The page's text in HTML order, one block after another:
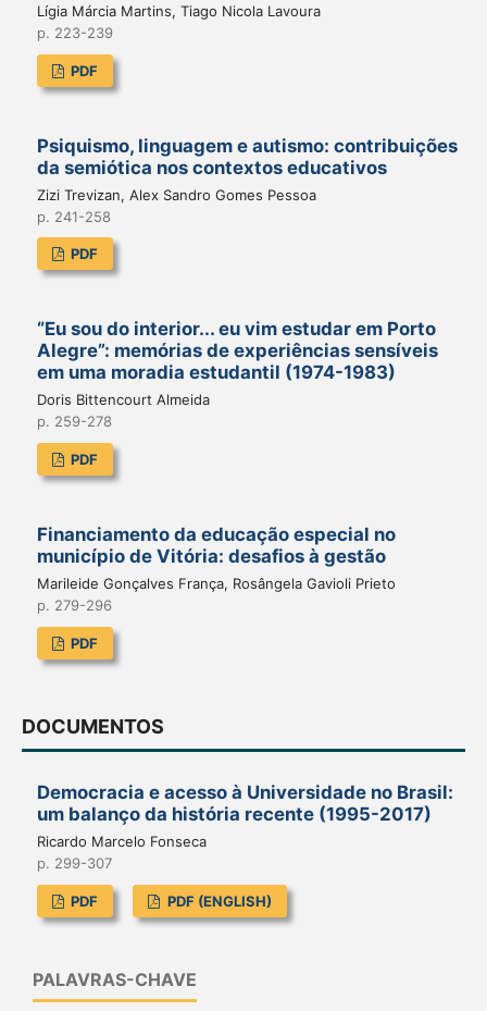
Lígia Márcia Martins, Tiago Nicola Lavoura
p. 223-239
PDF
Psiquismo, linguagem e autismo: contribuições
da semiótica nos contextos educativos
Zizi Trevizan, Alex Sandro Gomes Pessoa
p. 241-258
PDF
“Eu sou do interior... eu vim estudar em Porto
Alegre”: memórias de experiências sensíveis
em uma moradia estudantil (1974-1983)
Doris Bittencourt Almeida
p. 259-278
PDF
Financiamento da educação especial no
município de Vitória: desafios à gestão
Marileide Gonçalves França, Rosângela Gavioli Prieto
p. 279-296
PDF
DOCUMENTOS
Democracia e acesso à Universidade no Brasil:
um balanço da história recente (1995-2017)
Ricardo Marcelo Fonseca
p. 299-307
PDF PDF (ENGLISH)
PALAVRAS-CHAVE